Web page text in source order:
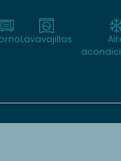
Lavavajillas